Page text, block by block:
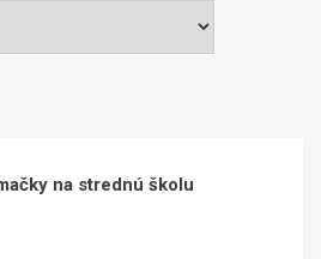
na strednú školu